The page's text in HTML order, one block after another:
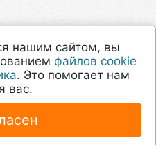
нашим сайтом, вы
файлов cookie
. Это помогает нам
вас.